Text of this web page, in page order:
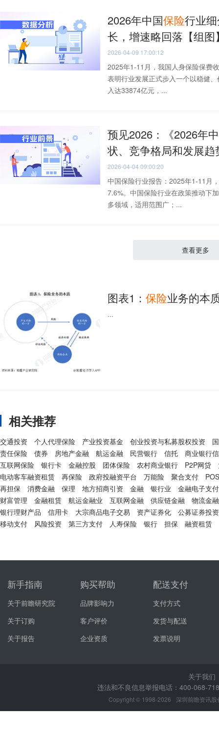
2026年中国保险行业
长，增速略回落【组图
2026-04-09 17:00:12
2025年1-11月，我国人身保险保费
表明行业发展正式步入一个以稳健
入达33874亿元，...
预见2026：《2026年
状、竞争格局和发展趋
2026-04-04 09:00:20
中国保险行业报告：2025年1-11月
7.6%。中国保险行业在政策推动下
多领域，适用范围广；...
查看更多
图表1： 保险业务的本
...
相关推荐
交通投资 个人代理保险 产业投资基金 创业投资与私募股权投资
责任保险
债券 房地产金融 航运金融 民营银行 信托
商业银行
互联网保险
银行卡 金融控股 团体保险 农村商业银行 P2P网贷
电动客车融资租赁
再保险 政府投融资平台 万能险 聚合支付
再担保
消费金融 保理 地方招商引资 金融 银行业
金融电子支
财富管理
金融租赁 航运金融业 互联网金融 供应链金融
物流金融
银行理财产品
信用卡 大宗商品电子交易 资产证券化
公募证券投
移动支付
风险投资 第三方支付 人寿保险 银行 担保 融资租赁
新手指南
关于前瞻研究院
关于订购
关于报告
购买帮助
品牌影响力
客户评价
企业资质
配送支付
支付方式
发货与配送
发票说明
关于我们
违法和不良信息举报电话：400-068-
Copyright © 1998-2026 深圳前瞻资讯股